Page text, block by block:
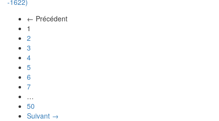
← Précédent
1
2
3
4
5
6
7
…
50
Suivant →